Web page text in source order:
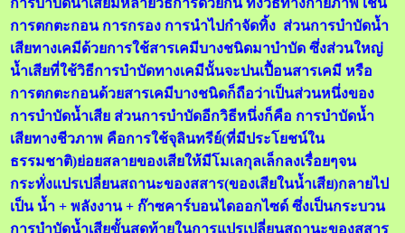
การบำบัดน้ำเสียมีหลายวิธีการด้วยกัน ทั้งวิธีทางกายภาพ เช่น
การตกตะกอน การกรอง การนำไปกำจัดทิ้ง ส่วนการบำบัดน้ำ
เสียทางเคมีด้วยการใช้สารเคมีบางชนิดมาบำบัด ซึ่งส่วนใหญ่
น้ำเสียที่ใช้วิธีการบำบัดทางเคมีนั้นจะปนเปื้อนสารเคมี หรือ
การตกตะกอนด้วยสารเคมีบางชนิดก็ถือว่าเป็นส่วนหนึ่งของ
การบำบัดน้ำเสีย ส่วนการบำบัดอีกวิธีหนึ่งก็คือ การบำบัดน้ำ
เสียทางชีวภาพ คือการใช้จุลินทรีย์(ที่มีประโยชน์ใน
ธรรมชาติ)ย่อยสลายของเสียให้มีโมเลกุลเล็กลงเรื่อยๆจน
กระทั่งแปรเปลี่ยนสถานะของสสาร(ของเสียในน้ำเสีย)กลายไป
เป็น น้ำ + พลังงาน + ก๊าซคาร์บอนไดออกไซด์ ซึ่งเป็นกระบวน
การบำบัดน้ำเสียขั้นสุดท้ายในการแปรเปลี่ยนสถานะของสสาร